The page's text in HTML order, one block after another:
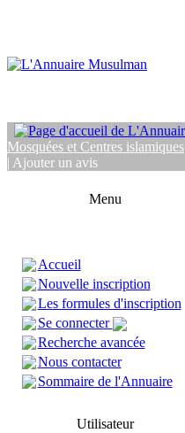
Mosquées et Centres islamiques
| Ajouter un avis
Menu
Accueil
Nouvelle inscription
Les formules d'inscription
Se connecter
Recherche avancée
Nous contacter
Sommaire de l'Annuaire
Utilisateur